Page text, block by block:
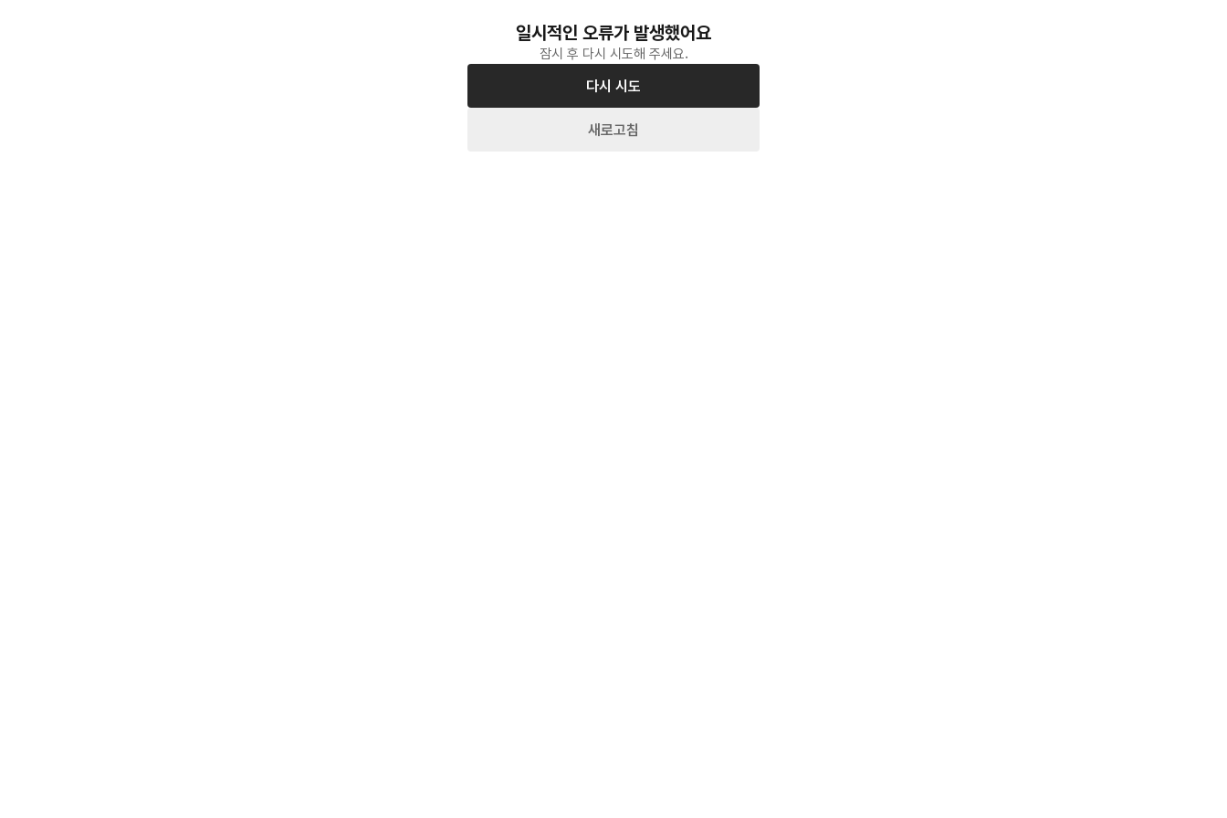
일시적인 오류가 발생했어요
잠시 후 다시 시도해 주세요.
다시 시도
새로고침